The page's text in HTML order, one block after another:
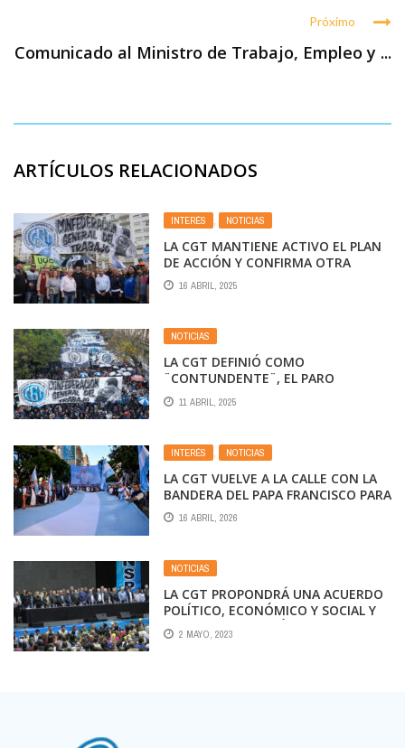
Próximo
Comunicado al Ministro de Trabajo, Empleo y ...
ARTÍCULOS RELACIONADOS
INTERÉS , NOTICIAS
LA CGT MANTIENE ACTIVO EL PLAN
DE ACCIÓN Y CONFIRMA OTRA
MOVILIZACIÓN PARA EL 30 DE ABRIL
16 ABRIL, 2025
NOTICIAS
LA CGT DEFINIÓ COMO
¨CONTUNDENTE¨, EL PARO
NACIONAL Y YA PREPARA UNA
NUEVA MOVILIZACIÓN NACIONAL
11 ABRIL, 2025
INTERÉS NOTICIAS
LA CGT VUELVE A LA CALLE CON LA
BANDERA DEL PAPA FRANCISCO PARA
CAPITALIZAR EL MALESTAR CON
MILEI
16 ABRIL, 2026
NOTICIAS
LA CGT PROPONDRÁ UNA ACUERDO
POLÍTICO, ECONÓMICO Y SOCIAL Y
UNA RENEGOCIACIÓN DE LA DEUDA
CON EL FMI
2 MAYO, 2023